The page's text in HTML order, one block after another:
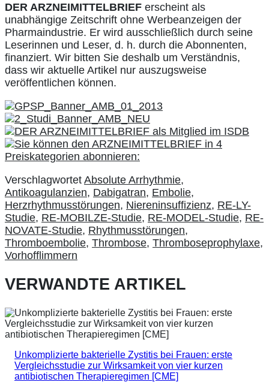
DER ARZNEIMITTELBRIEF erscheint als
unabhängige Zeitschrift ohne Werbeanzeigen der
Pharmaindustrie. Er wird ausschließlich durch seine
Leserinnen und Leser, d. h. durch die Abonnenten,
finanziert. Wir bitten Sie deshalb um Verständnis,
dass wir aktuelle Artikel nur auszugsweise
veröffentlichen können.
Verschlagwortet Absolute Arrhythmie,
Antikoagulanzien, Dabigatran, Embolie,
Herzrhythmusstörungen, Niereninsuffizienz, RE-LY-
Studie, RE-MOBILZE-Studie, RE-MODEL-Studie, RE-
NOVATE-Studie, Rhythmusstörungen,
Thromboembolie, Thrombose, Thromboseprophylaxe,
Vorhofflimmern
VERWANDTE ARTIKEL
Unkomplizierte bakterielle Zystitis bei Frauen: erste
Vergleichsstudie zur Wirksamkeit von vier kurzen
antibiotischen Therapieregimen [CME]